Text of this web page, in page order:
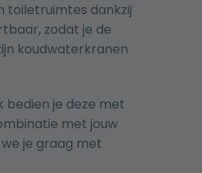
toiletruimtes dankzij
zodat je de
koudwaterkranen
bedien je deze met
met jouw
je graag met